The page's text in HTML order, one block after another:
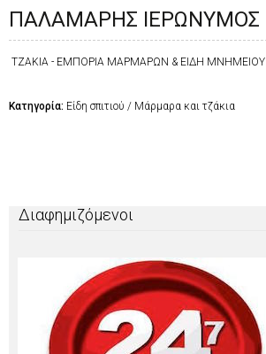
ΠΑΛΑΜΑΡΗΣ ΙΕΡΩΝΥΜΟΣ
ΤΖΑΚΙΑ - ΕΜΠΟΡΙΑ ΜΑΡΜΑΡΩΝ & ΕΙΔΗ ΜΝΗΜΕΙΟΥ
Κατηγορία: Είδη σπιτιού / Μάρμαρα και τζάκια
Διαφημιζόμενοι